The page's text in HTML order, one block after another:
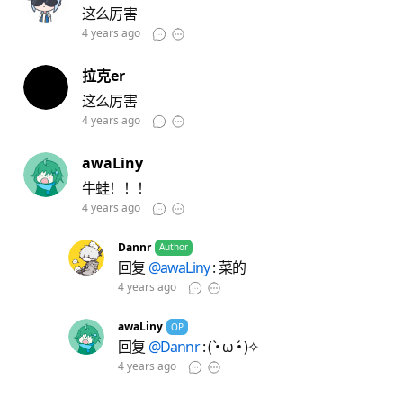
这么厉害
4 years ago
拉克er
这么厉害
4 years ago
awaLiny
牛蛙！！！
4 years ago
Dannr Author
回复 @awaLiny: 菜的
4 years ago
awaLiny OP
回复 @Dannr: ( •̀ ω •́ )✧
4 years ago